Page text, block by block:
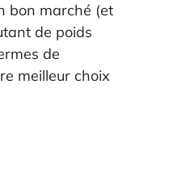
bon marché (et
de poids
de
meilleur choix